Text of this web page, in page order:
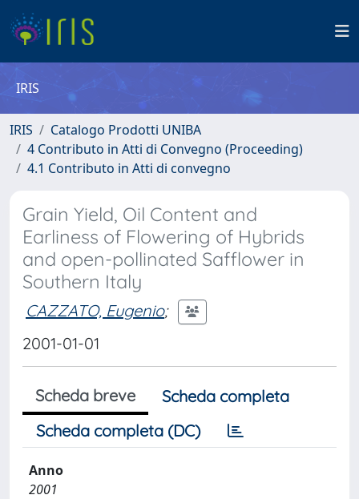
IRIS
IRIS
Catalogo Prodotti UNIBA
4 Contributo in Atti di Convegno (Proceeding)
4.1 Contributo in Atti di convegno
Grain Yield, Oil Content and
Earliness of Flowering of Hybrids
and open-pollinated Safflower in
Southern Italy
CAZZATO, Eugenio;
2001-01-01
Scheda breve
Scheda completa
Scheda completa (DC)
Anno
2001